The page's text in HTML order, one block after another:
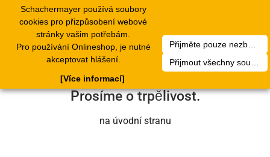
Schachermayer používá soubory
cookies pro přizpůsobení webové
stránky vašim potřebám.
Pro používání Onlineshop, je nutné
akceptovat hlášení.
Přijměte pouze nezbytné soubory cookie
[Více informací]
Bohužel došlo k technické chybě. Náš
servisní tým se o to brzy postará.
Prosíme o trpělivost.
na úvodní stranu